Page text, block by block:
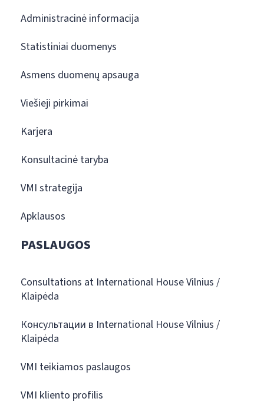
Administracinė informacija
Statistiniai duomenys
Asmens duomenų apsauga
Viešieji pirkimai
Karjera
Konsultacinė taryba
VMI strategija
Apklausos
PASLAUGOS
Consultations at International House Vilnius /
Klaipėda
Консультации в International House Vilnius /
Klaipėda
VMI teikiamos paslaugos
VMI kliento profilis